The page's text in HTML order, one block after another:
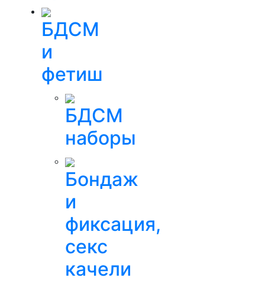
БДСМ
и
фетиш
БДСМ
наборы
Бондаж
и
фиксация,
секс
качели